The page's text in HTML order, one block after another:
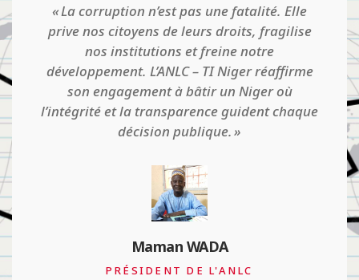
Quand on pense qu'on est établi dans une
situation d'intégrité, qu'il y a une culture
d'honnêteté et qu'il n'y a pas de corruption,
que tout va bien en somme, c'est là que le
danger guette
François Valérian
INTERNATIONAL